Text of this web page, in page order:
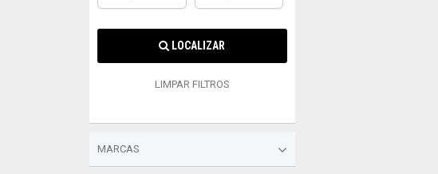
LOCALIZAR
LIMPAR FILTROS
MARCAS